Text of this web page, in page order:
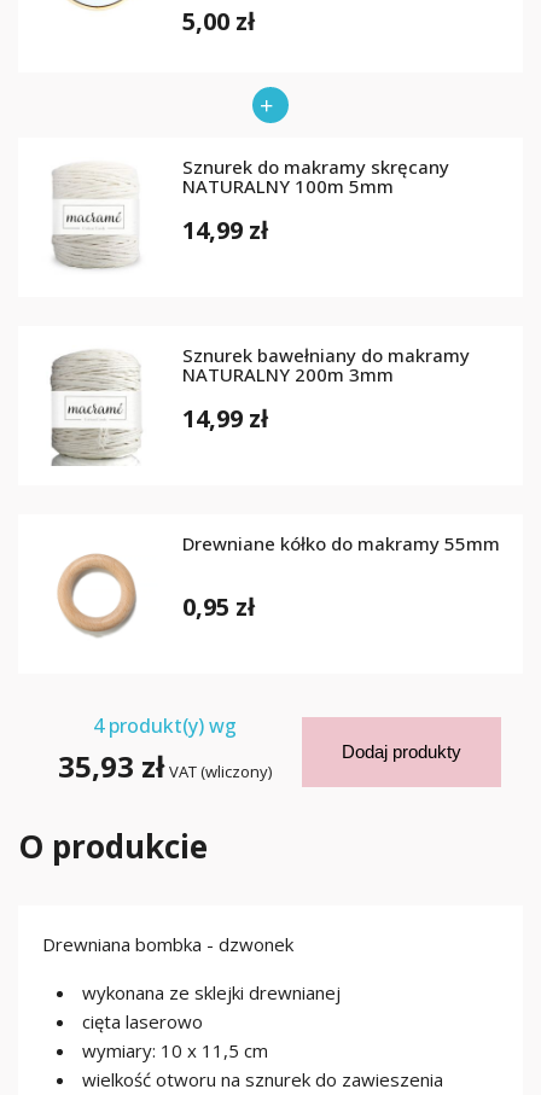
5,00 zł
Sznurek do makramy skręcany
NATURALNY 100m 5mm
14,99 zł
Sznurek bawełniany do makramy
NATURALNY 200m 3mm
14,99 zł
Drewniane kółko do makramy 55mm
0,95 zł
4produkt(y) wg
35,93 zł VAT (wliczony)
Dodaj produkty
O produkcie
Drewniana bombka - dzwonek
wykonana ze sklejki drewnianej
cięta laserowo
wymiary: 10 x 11,5 cm
wielkość otworu na sznurek do zawieszenia